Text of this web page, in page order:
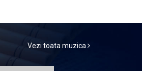
Vezi toata muzica